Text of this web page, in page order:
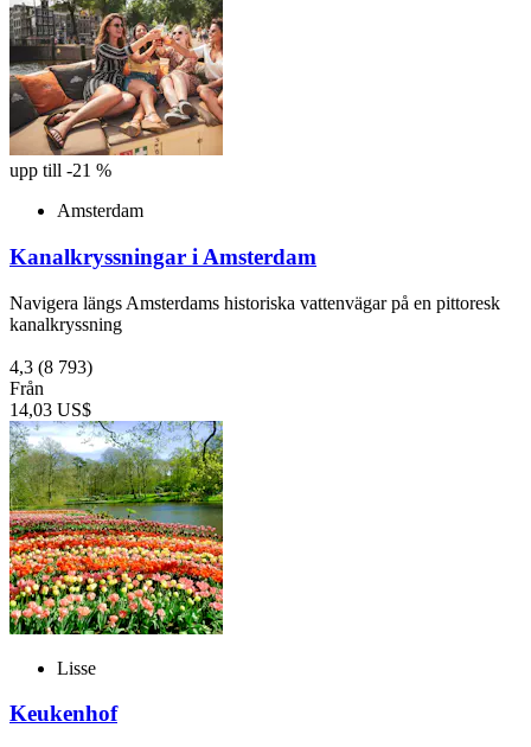
upp till -21 %
Amsterdam
Kanalkryssningar i Amsterdam
Navigera längs Amsterdams historiska vattenvägar på en pittoresk
kanalkryssning
4,3 (8 793)
Från
14,03 US$
Lisse
Keukenhof